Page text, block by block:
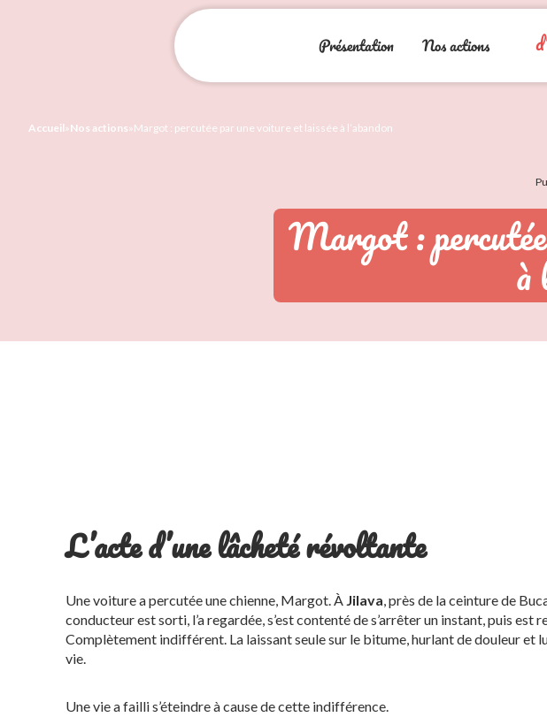
Présentation Nos actions
Accueil»Nos actions»Margot : percutée par une voiture et laissée à l’abandon
Margot :
à
L’acte d’une lâcheté révoltante
Une voiture a percutée une chienne, Margot. À Jilava, près de la ceinture de
conducteur est sorti, l’a regardée, s’est contenté de s’arrêter un instant, puis est
Complètement indifférent. La laissant seule sur le bitume, hurlant de douleur et
vie.
Une vie a failli s’éteindre à cause de cette indifférence.